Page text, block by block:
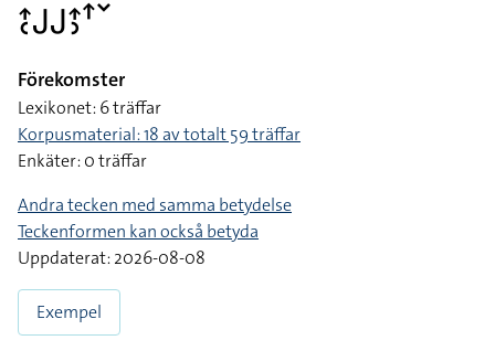
􌤴􌥗􌤢􌤢􌤴􌤶􌦃􌥧
Förekomster
Lexikonet: 6 träffar
Korpusmaterial: 18 av totalt 59 träffar
Enkäter: 0 träffar
Andra tecken med samma betydelse
Teckenformen kan också betyda
Uppdaterat: 2026-08-08
Exempel